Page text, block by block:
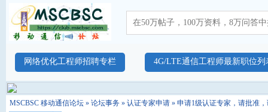
网络优化工程师招聘专栏 4G/LTE通信工程师最新职位列
MSCBSC 移动通信论坛 » 论坛事务 » 认证专家申请 » 申请1级认证专家，请批准